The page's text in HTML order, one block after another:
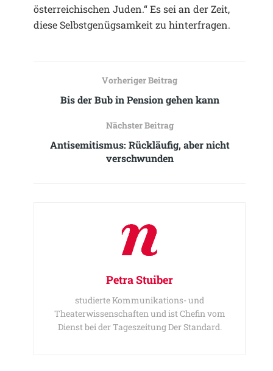
österreichischen Juden.“ Es sei an der Zeit,
diese Selbstgenügsamkeit zu hinterfragen.
Vorheriger Beitrag
Bis der Bub in Pension gehen kann
Nächster Beitrag
Antisemitismus: Rückläufig, aber nicht
verschwunden
Petra Stuiber
studierte Kommunikations- und
Theaterwissenschaften und ist Chefin vom
Dienst bei der Tageszeitung Der Standard.